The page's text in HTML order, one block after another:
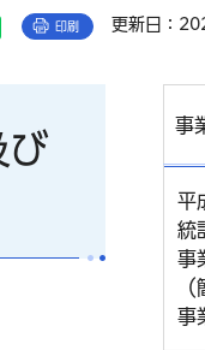
印刷 更新日：
び
事
平
統
事
事